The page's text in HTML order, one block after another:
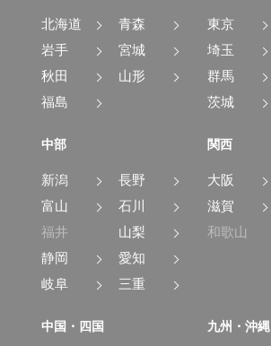
北海道
青森
岩手
宮城
秋田
山形
福島
東京
埼玉
群馬
茨城
中部
新潟
長野
富山
石川
福井
山梨
静岡
愛知
岐阜
三重
関西
大阪
滋賀
和歌山
中国・四国 九州・沖縄